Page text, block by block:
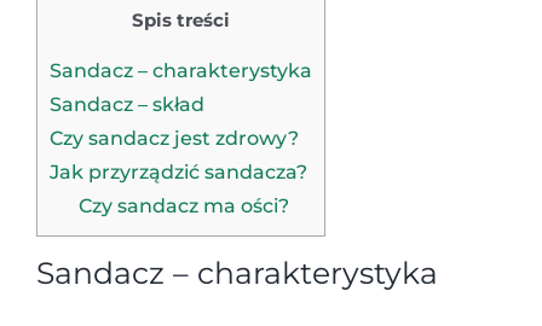
Spis treści
Sandacz – charakterystyka
Sandacz – skład
Czy sandacz jest zdrowy?
Jak przyrządzić sandacza?
Czy sandacz ma ości?
Sandacz – charakterystyka